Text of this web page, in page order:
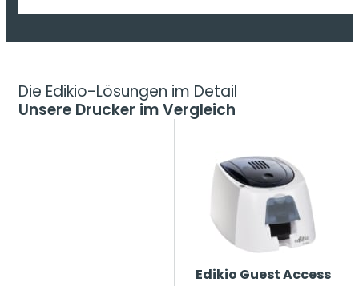
Die Edikio-Lösungen im Detail
Unsere Drucker im Vergleich
Edikio Guest Access